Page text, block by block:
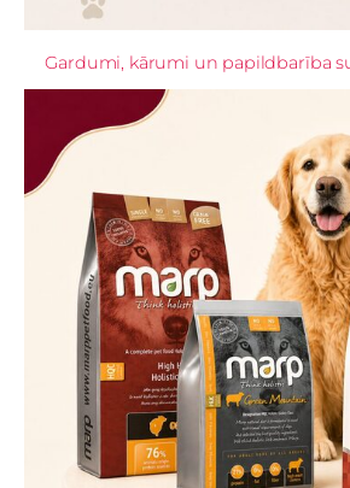
Gardumi, kārumi un papildbarība